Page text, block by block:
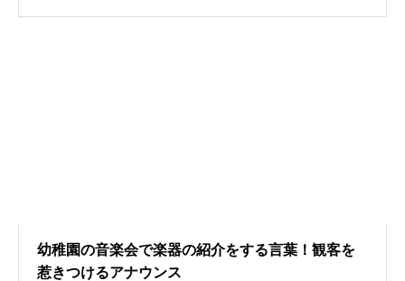
幼稚園の音楽会で楽器の紹介をする言葉！観客を
惹きつけるアナウンス